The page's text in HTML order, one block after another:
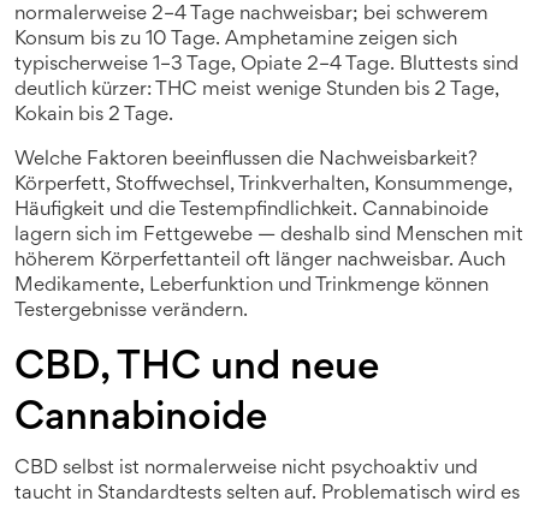
normalerweise 2–4 Tage nachweisbar; bei schwerem
Konsum bis zu 10 Tage. Amphetamine zeigen sich
typischerweise 1–3 Tage, Opiate 2–4 Tage. Bluttests sind
deutlich kürzer: THC meist wenige Stunden bis 2 Tage,
Kokain bis 2 Tage.
Welche Faktoren beeinflussen die Nachweisbarkeit?
Körperfett, Stoffwechsel, Trinkverhalten, Konsummenge,
Häufigkeit und die Testempfindlichkeit. Cannabinoide
lagern sich im Fettgewebe — deshalb sind Menschen mit
höherem Körperfettanteil oft länger nachweisbar. Auch
Medikamente, Leberfunktion und Trinkmenge können
Testergebnisse verändern.
CBD, THC und neue
Cannabinoide
CBD selbst ist normalerweise nicht psychoaktiv und
taucht in Standardtests selten auf. Problematisch wird es